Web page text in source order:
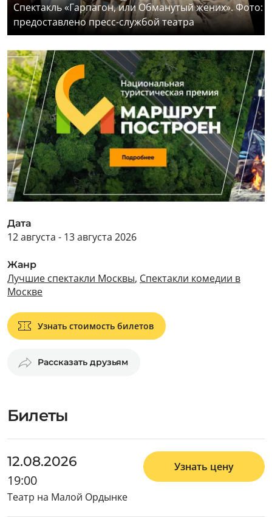
Спектакль «Гарпагон, или Обманутый жених». Фото:
предоставлено пресс-службой театра
Дата
12 августа - 13 августа 2026
Жанр
Лучшие спектакли Москвы, Спектакли комедии в
Москве
Узнать стоимость билетов
Рассказать друзьям
Билеты
12.08.2026
19:00
Театр на Малой Ордынке
Узнать цену